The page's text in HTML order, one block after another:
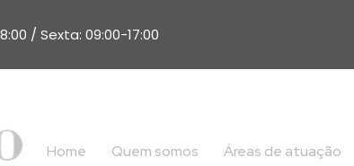
/ Sexta: 09:00-17:00
Home Quem somos Áreas de atuação